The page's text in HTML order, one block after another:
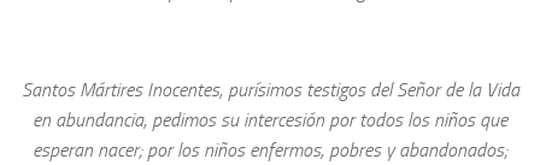
Santos Mártires Inocentes, purísimos testigos del Señor de la Vida
en abundancia, pedimos su intercesión por todos los niños que
esperan nacer; por los niños enfermos, pobres y abandonados;